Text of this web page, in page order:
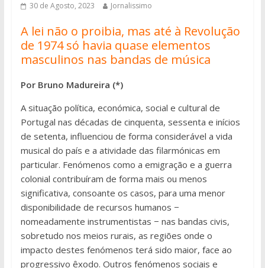
30 de Agosto, 2023 Jornalissimo
A lei não o proibia, mas até à Revolução
de 1974 só havia quase elementos
masculinos nas bandas de música
Por Bruno Madureira (*)
A situação política, económica, social e cultural de
Portugal nas décadas de cinquenta, sessenta e inícios
de setenta, influenciou de forma considerável a vida
musical do país e a atividade das filarmónicas em
particular. Fenómenos como a emigração e a guerra
colonial contribuíram de forma mais ou menos
significativa, consoante os casos, para uma menor
disponibilidade de recursos humanos −
nomeadamente instrumentistas − nas bandas civis,
sobretudo nos meios rurais, as regiões onde o
impacto destes fenómenos terá sido maior, face ao
progressivo êxodo. Outros fenómenos sociais e